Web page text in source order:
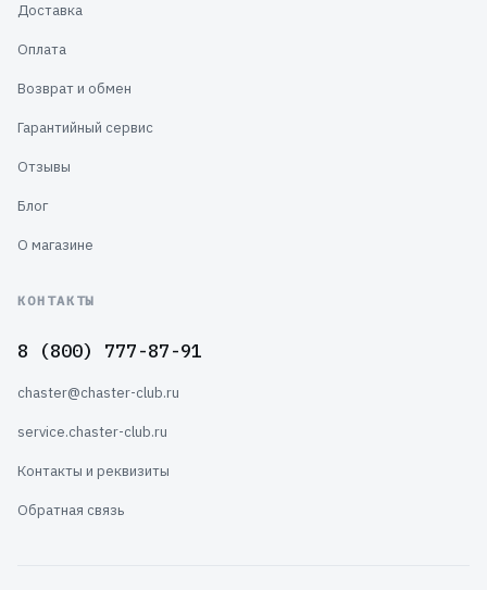
Доставка
Оплата
Возврат и обмен
Гарантийный сервис
Отзывы
Блог
О магазине
КОНТАКТЫ
8 (800) 777-87-91
chaster@chaster-club.ru
service.chaster-club.ru
Контакты и реквизиты
Обратная связь